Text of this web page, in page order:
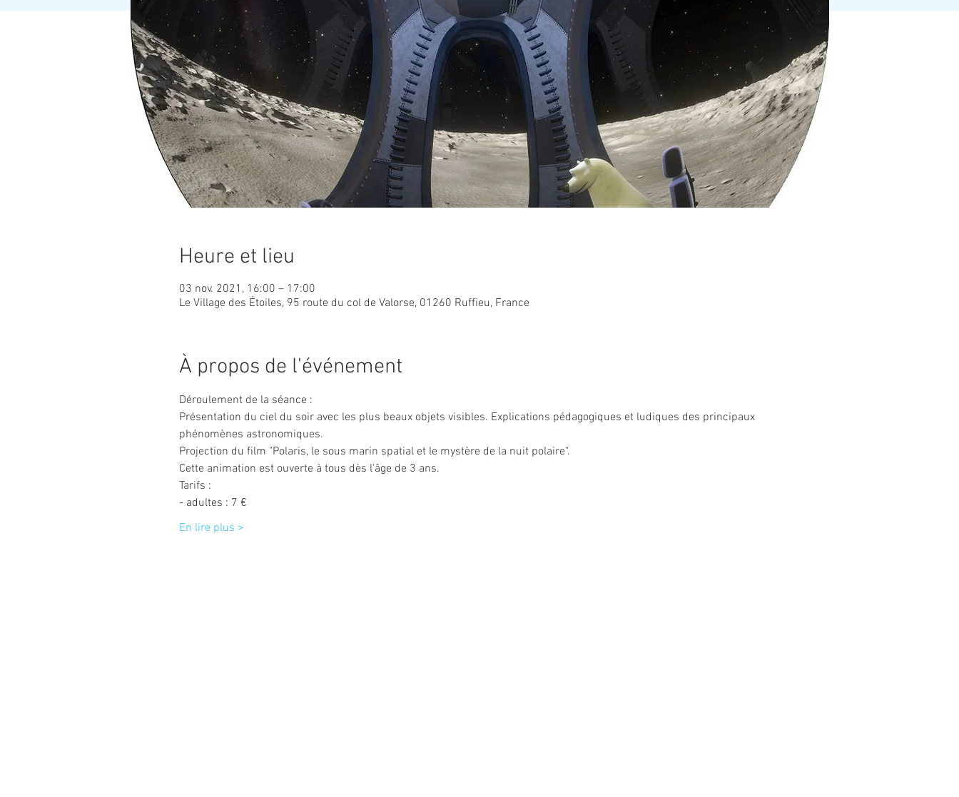
Heure et lieu
03 nov. 2021, 16:00 – 17:00
Le Village des Étoiles, 95 route du col de Valorse, 01260 Ruffieu, France
À propos de l'événement
Déroulement de la séance :
Présentation du ciel du soir avec les plus beaux objets visibles. Explications pédagogiques et ludiques des principaux
phénomènes astronomiques.
Projection du film "Polaris, le sous marin spatial et le mystère de la nuit polaire".
Cette animation est ouverte à tous dès l'âge de 3 ans.
Tarifs :
- adultes : 7 €
En lire plus >